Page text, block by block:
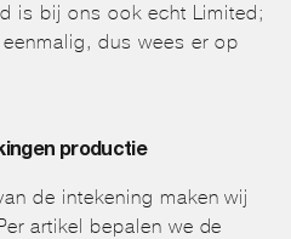
is bij ons ook echt Limited;
dus wees er op
productie
de intekening maken wij
artikel bepalen we de